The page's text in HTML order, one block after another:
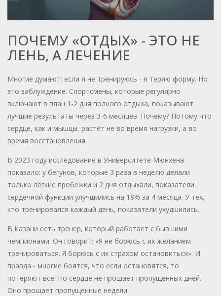
ПОЧЕМУ «ОТДЫХ» - ЭТО НЕ
ЛЕНЬ, А ЛЕЧЕНИЕ
Многие думают: если я не тренируюсь - я теряю форму. Но
это заблуждение. Спортсмены, которые регулярно
включают в план 1-2 дня полного отдыха, показывают
лучшие результаты через 3-6 месяцев. Почему? Потому что
сердце, как и мышцы, растёт не во время нагрузки, а во
время восстановления.
В 2023 году исследование в Университете Мюнхена
показало: у бегунов, которые 3 раза в неделю делали
только лёгкие пробежки и 2 дня отдыхали, показатели
сердечной функции улучшились на 18% за 4 месяца. У тех,
кто тренировался каждый день, показатели ухудшились.
В Казани есть тренер, который работает с бывшими
чемпионами. Он говорит: «Я не борюсь с их желанием
тренироваться. Я борюсь с их страхом остановиться». И
правда - многие боятся, что если остановятся, то
потеряют всё. Но сердце не прощает пропущенных дней.
Оно прощает пропущенные недели.